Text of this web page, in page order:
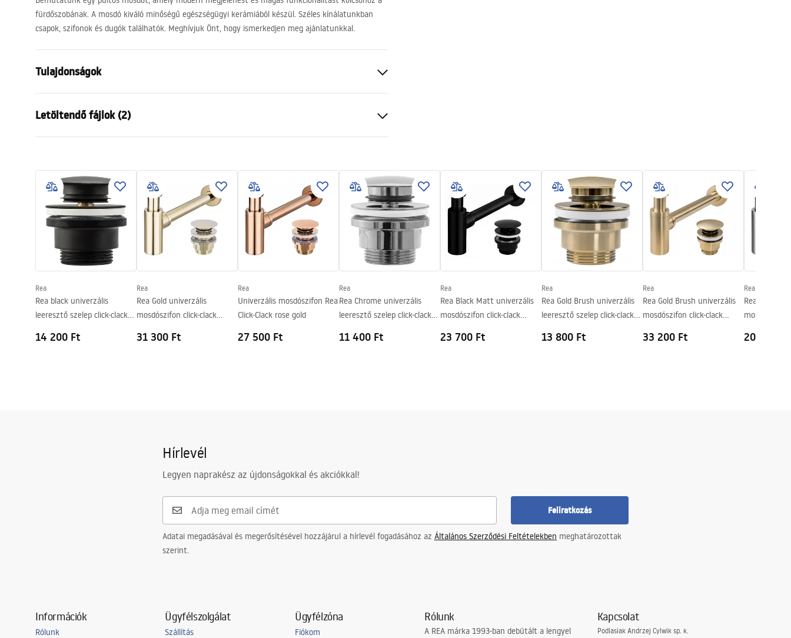
fürdőszobának. A mosdó kiváló minőségű egészségügyi kerámiából készül. Széles kínálatunkban
csapok, szifonok és dugók találhatók. Meghívjuk Önt, hogy ismerkedjen meg ajánlatunkkal.
Tulajdonságok
Anyag
Szín
Fehér
Hosszúság
Szélesség
385
mm
Magasság
mm
Forma
Csaptelep szerelési lyuk
Igen
Túlfolyónyílás
Letöltendő fájlok (2)
Basin.pdf
Warranty_Terms_and_Conditions_
Basins_-_5.pdf
Rea
Rea black univerzális
leeresztő szelep click-clack
14 200 Ft
Rea
Rea Gold univerzális
mosdószifon click-clack
31 300 Ft
Rea
Univerzális mosdószifon Rea
Click-Clack rose gold
27 500 Ft
Rea
Rea Chrome univerzális
leeresztő szelep click-clack
11 400 Ft
Rea
Rea Black Matt univerzális
mosdószifon click-clack
23 700 Ft
Rea
Rea Gold Brush univerzális
leeresztő szelep click-clack
13 800 Ft
Rea
Rea Gold Brush univerzális
mosdószifon click-clack
33 200 Ft
Rea
Rea Chrom
mosdószifon
20 900 Ft
Hírlevél
Legyen naprakész az újdonságokkal és akciókkal!
Feliratkozás
Adatai megadásával és megerősítésével hozzájárul a hírlevél fogadásához az Általános Szerződési Feltételekben meghatározottak
szerint.
Információk
Rólunk
Ügyfélszolgálat
Szállítás
Ügyfélzóna
Fiókom
Rólunk
A REA márka 1993-ban debütált a lengyel
Kapcsolat
Podlasiak Andrzej Cylwik sp. k.